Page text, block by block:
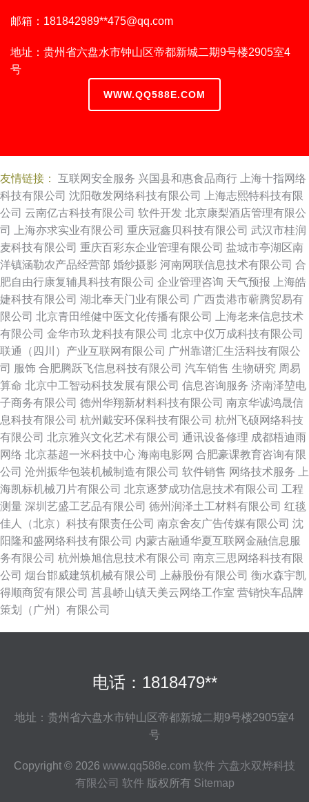
邮箱：181842989**475@qq.com
地址：贵州省六盘水市钟山区帝都新城二期9号楼2905室4
号
WWW.QQ588E.COM
友情链接： 互联网安全服务 兴国县和惠食品商行
上海十指网络
科技有限公司 沈阳敬发网络科技有限公司
上海志熙特科技有限
公司 云南亿古科技有限公司 软件开发 北京康梨酒店管理有限公
司
上海亦求实业有限公司 重庆冠鑫贝科技有限公司 武汉市桂润
麦科技有限公司 重庆百彩东企业管理有限公司 盐城市亭湖区南
洋镇涵勒农产品经营部 婚纱摄影 河南网联信息技术有限公司 合
肥自由行康复辅具科技有限公司 企业管理咨询 天气预报
上海皓
婕科技有限公司 湖北奉天门业有限公司 广西贵港市蕲腾贸易有
限公司 北京青田维健中医文化传播有限公司
上海老来信息技术
有限公司 金华市玖龙科技有限公司 北京中仪万成科技有限公司
联通（四川）产业互联网有限公司 广州靠谱汇生活科技有限公
司 服饰 合肥腾跃飞信息科技有限公司 汽车销售 生物研究 周易
算命 北京中工智动科技发展有限公司 信息咨询服务 济南泽堃电
子商务有限公司 德州华翔新材料科技有限公司 南京华诚鸿晟信
息科技有限公司 杭州戴安环保科技有限公司 杭州飞硕网络科技
有限公司 北京雅兴文化艺术有限公司 通讯设备修理 成都梧迪雨
网络 北京基超一米科技中心 海南电影网 合肥豪课教育咨询有限
公司 沧州振华包装机械制造有限公司 软件销售 网络技术服务
上
海凯标机械刀片有限公司 北京逐梦成功信息技术有限公司 工程
测量 深圳艺盛工艺品有限公司 德州润泽土工材料有限公司 红毯
佳人（北京）科技有限责任公司 南京舍友广告传媒有限公司 沈
阳隆和盛网络科技有限公司 内蒙古融通华夏互联网金融信息服
务有限公司 杭州焕旭信息技术有限公司 南京三思网络科技有限
公司 烟台邯威建筑机械有限公司 上赫股份有限公司 衡水森宇凯
得顺商贸有限公司 莒县峤山镇天美云网络工作室 营销快车品牌
策划（广州）有限公司
电话：1818479**
地址：贵州省六盘水市钟山区帝都新城二期9号楼2905室4
号
Copyright © 2026 www.qq588e.com 软件 六盘水双烨科技
有限公司 软件版权所有 Sitemap